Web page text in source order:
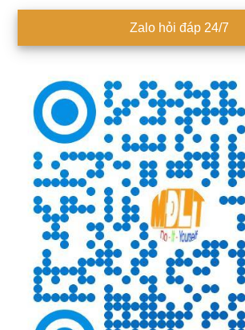
chính
Zalo hỏi đáp 24/7